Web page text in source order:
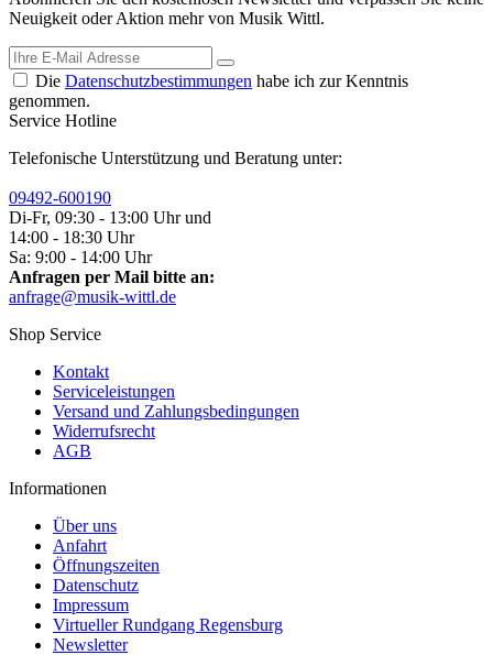
Neuigkeit oder Aktion mehr von Musik Wittl.
Die Datenschutzbestimmungen habe ich zur Kenntnis
genommen.
Service Hotline
Telefonische Unterstützung und Beratung unter:
09492-600190
Di-Fr, 09:30 - 13:00 Uhr und
14:00 - 18:30 Uhr
Sa: 9:00 - 14:00 Uhr
Anfragen per Mail bitte an:
anfrage@musik-wittl.de
Shop Service
Kontakt
Serviceleistungen
Versand und Zahlungsbedingungen
Widerrufsrecht
AGB
Informationen
Über uns
Anfahrt
Öffnungszeiten
Datenschutz
Impressum
Virtueller Rundgang Regensburg
Newsletter